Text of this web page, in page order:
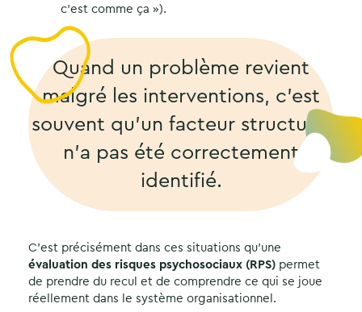
c’est comme ça »).
Quand un problème revient
malgré les interventions, c’est
souvent qu’un facteur structurel
n’a pas été correctement
identifié.
C’est précisément dans ces situations qu’une
évaluation des risques psychosociaux (RPS) permet
de prendre du recul et de comprendre ce qui se joue
réellement dans le système organisationnel.